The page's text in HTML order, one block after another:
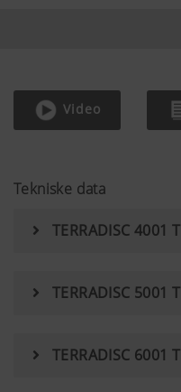
Video
Tekniske data
TERRADISC 4001 T
TERRADISC 5001 T
TERRADISC 6001 T